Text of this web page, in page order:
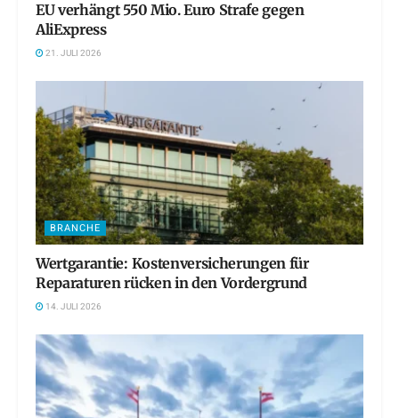
EU verhängt 550 Mio. Euro Strafe gegen
AliExpress
21. JULI 2026
BRANCHE
Wertgarantie: Kostenversicherungen für
Reparaturen rücken in den Vordergrund
14. JULI 2026